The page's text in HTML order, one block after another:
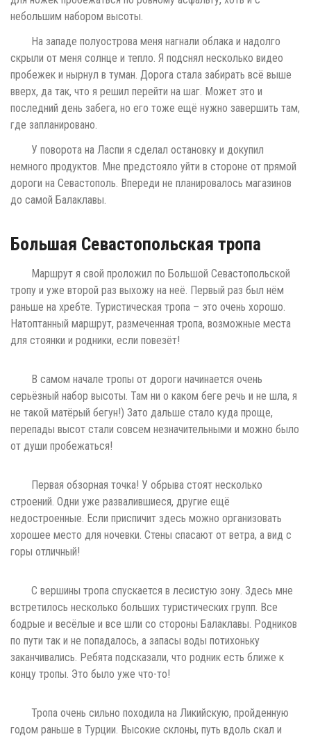
небольшим набором высоты.
На западе полуострова меня нагнали облака и надолго
скрыли от меня солнце и тепло. Я подснял несколько видео
пробежек и нырнул в туман. Дорога стала забирать всё выше
вверх, да так, что я решил перейти на шаг. Может это и
последний день забега, но его тоже ещё нужно завершить там,
где запланировано.
У поворота на Ласпи я сделал остановку и докупил
немного продуктов. Мне предстояло уйти в стороне от прямой
дороги на Севастополь. Впереди не планировалось магазинов
до самой Балаклавы.
Большая Севастопольская тропа
Маршрут я свой проложил по Большой Севастопольской
тропу и уже второй раз выхожу на неё. Первый раз был нём
раньше на хребте. Туристическая тропа – это очень хорошо.
Натоптанный маршрут, размеченная тропа, возможные места
для стоянки и родники, если повезёт!
В самом начале тропы от дороги начинается очень
серьёзный набор высоты. Там ни о каком беге речь и не шла, я
не такой матёрый бегун!) Зато дальше стало куда проще,
перепады высот стали совсем незначительными и можно было
от души пробежаться!
Первая обзорная точка! У обрыва стоят несколько
строений. Одни уже развалившиеся, другие ещё
недостроенные. Если приспичит здесь можно организовать
хорошее место для ночевки. Стены спасают от ветра, а вид с
горы отличный!
С вершины тропа спускается в лесистую зону. Здесь мне
встретилось несколько больших туристических групп. Все
бодрые и весёлые и все шли со стороны Балаклавы. Родников
по пути так и не попадалось, а запасы воды потихоньку
заканчивались. Ребята подсказали, что родник есть ближе к
концу тропы. Это было уже что-то!
Тропа очень сильно походила на Ликийскую, пройденную
годом раньше в Турции. Высокие склоны, путь вдоль скал и